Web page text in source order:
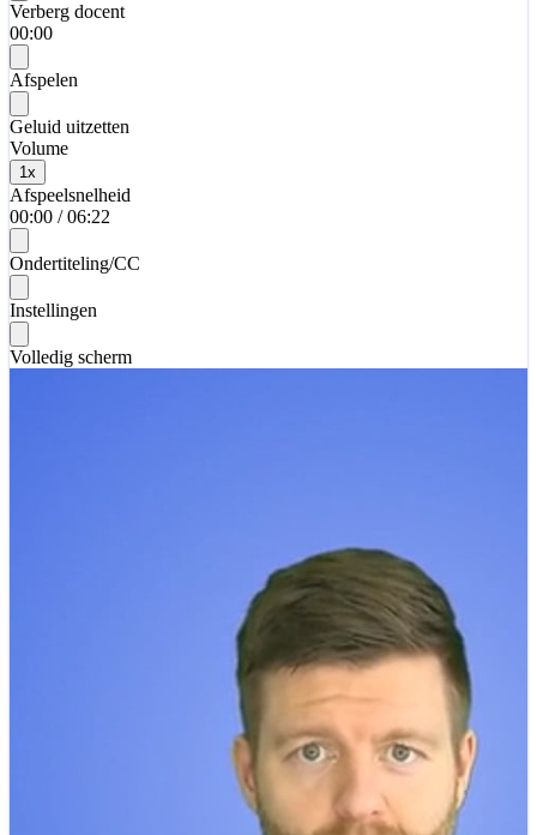
Verberg docent
00:00
Afspelen
Geluid uitzetten
Volume
1x
Afspeelsnelheid
00:00 / 06:22
Ondertiteling/CC
Instellingen
Volledig scherm